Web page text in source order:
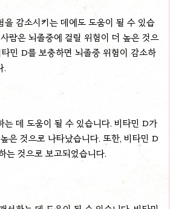
을 감소시키는 데에도 도움이 될 수 있습
람은 뇌졸중에 걸릴 위험이 더 높은 것으
민 D를 보충하면 뇌졸중 위험이 감소하
.
는 데 도움이 될 수 있습니다. 비타민 D가
은 것으로 나타났습니다. 또한, 비타민 D
는 것으로 보고되었습니다.